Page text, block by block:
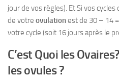
jour de vos règles). Et Si vos
de votre ovulationest de 30 – 14
votre cycle (soit 16 jours après le
C’est Quoi les
les ovules ?